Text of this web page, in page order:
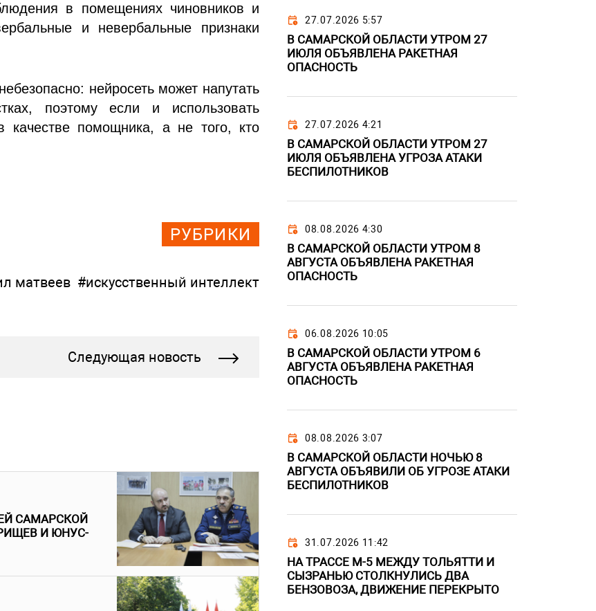
в помещениях чиновников и
и невербальные признаки
нейросеть может напутать
поэтому если и использовать
качестве помощника, а не того, кто
РУБРИКИ
матвеев #искусственный интеллект
Следующая новость
САМАРСКОЙ
И ЮНУС-
27.07.2026 5:57
В САМАРСКОЙ ОБЛАСТИ УТРОМ 27
ИЮЛЯ ОБЪЯВЛЕНА РАКЕТНАЯ
ОПАСНОСТЬ
27.07.2026 4:21
В САМАРСКОЙ ОБЛАСТИ УТРОМ 27
ИЮЛЯ ОБЪЯВЛЕНА УГРОЗА АТАКИ
БЕСПИЛОТНИКОВ
08.08.2026 4:30
В САМАРСКОЙ ОБЛАСТИ УТРОМ 8
АВГУСТА ОБЪЯВЛЕНА РАКЕТНАЯ
ОПАСНОСТЬ
06.08.2026 10:05
В САМАРСКОЙ ОБЛАСТИ УТРОМ 6
АВГУСТА ОБЪЯВЛЕНА РАКЕТНАЯ
ОПАСНОСТЬ
08.08.2026 3:07
В САМАРСКОЙ ОБЛАСТИ НОЧЬЮ 8
АВГУСТА ОБЪЯВИЛИ ОБ УГРОЗЕ АТАКИ
БЕСПИЛОТНИКОВ
31.07.2026 11:42
НА ТРАССЕ М-5 МЕЖДУ ТОЛЬЯТТИ И
СЫЗРАНЬЮ СТОЛКНУЛИСЬ ДВА
БЕНЗОВОЗА, ДВИЖЕНИЕ ПЕРЕКРЫТО